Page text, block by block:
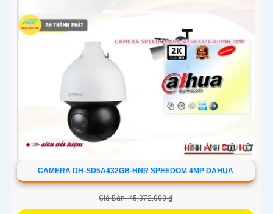
CAMERA DH-SD5A432GB-HNR SPEEDOM 4MP DAHUA
Giá Bán: 45,372,000 ₫